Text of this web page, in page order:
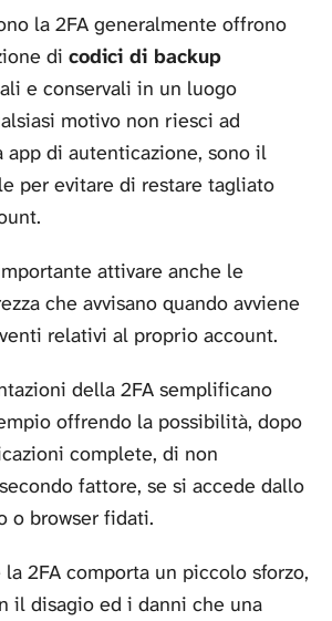
la 2FA generalmente offrono
di codici di backup
e conservali in un luogo
motivo non riesci ad
app di autenticazione, sono il
per evitare di restare tagliato
attivare anche le
che avvisano quando avviene
relativi al proprio account.
della 2FA semplificano
offrendo la possibilità, dopo
complete, di non
fattore, se si accede dallo
o browser fidati.
2FA comporta un piccolo sforzo,
il disagio ed i danni che una